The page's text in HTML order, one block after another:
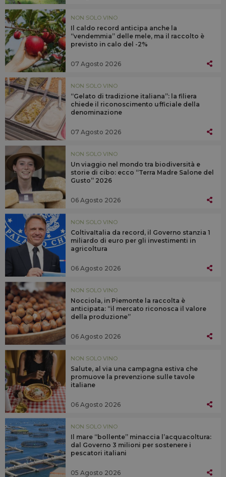
NON SOLO VINO
Il caldo record anticipa anche la
“vendemmia” delle mele, ma il raccolto è
previsto in calo del -2%
07 Agosto 2026
NON SOLO VINO
“Gelato di tradizione italiana”: la filiera
chiede il riconoscimento ufficiale della
denominazione
07 Agosto 2026
NON SOLO VINO
Un viaggio nel mondo tra biodiversità e
storie di cibo: ecco “Terra Madre Salone del
Gusto” 2026
06 Agosto 2026
NON SOLO VINO
ColtivaItalia da record, il Governo stanzia 1
miliardo di euro per gli investimenti in
agricoltura
06 Agosto 2026
NON SOLO VINO
Nocciola, in Piemonte la raccolta è
anticipata: “il mercato riconosca il valore
della produzione”
06 Agosto 2026
NON SOLO VINO
Salute, al via una campagna estiva che
promuove la prevenzione sulle tavole
italiane
06 Agosto 2026
NON SOLO VINO
Il mare “bollente” minaccia l’acquacoltura:
dal Governo 3 milioni per sostenere i
pescatori italiani
05 Agosto 2026